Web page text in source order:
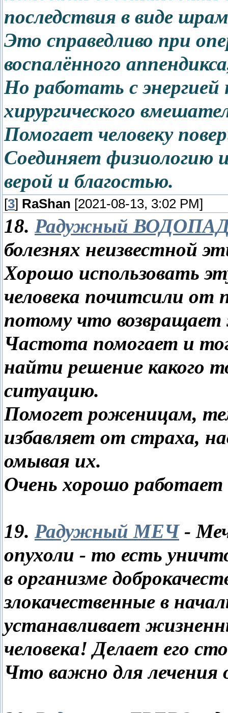
последствия в виде
Это справедливо при
воспалённого
Но работать с энергией
хирургического
Помогает человеку
Соединяет физиологию
верой и благостью.
[3] RaShan [2021-08-13, 3:02 PM]
18. Радужный
болезнях неизвестной
Хорошо использовать
человека почитсили
потому что возвращает
Частота помогает и
найти решение какого
ситуацию.
Помогет роженицам,
избавляет от страха,
омывая их.
Очень хорошо
19. Радужный МЕЧ-
опухоли - то есть
в организме
злокачественные в
устанавливает
человека! Делает его
Что важно для лечения